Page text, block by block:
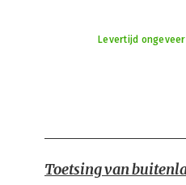
Levertijd
Toetsing van